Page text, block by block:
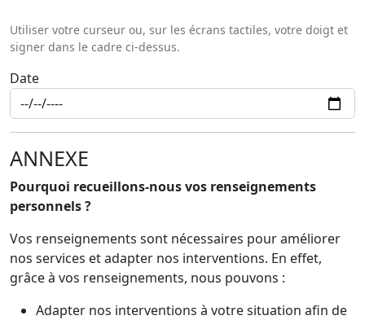
Utiliser votre curseur ou, sur les écrans tactiles, votre doigt et
signer dans le cadre ci-dessus.
Date
ANNEXE
Pourquoi recueillons-nous vos renseignements
personnels ?
Vos renseignements sont nécessaires pour améliorer
nos services et adapter nos interventions. En effet,
grâce à vos renseignements, nous pouvons :
Adapter nos interventions à votre situation afin de